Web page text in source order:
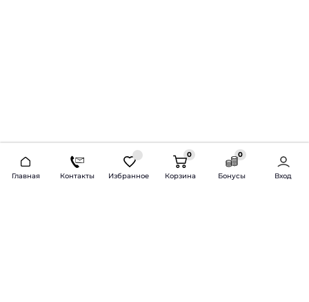
Главная Контакты Избранное
0
Корзина
0
Бонусы Вход
2026 © Продажа и установка автозвука.
Доставка по всей России и СНГ